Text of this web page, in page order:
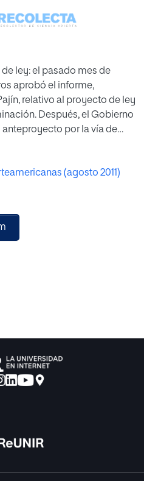
ley: el pasado mes de
aprobó el informe,
relativo al proyecto de ley
Después, el Gobierno
por la vía de
incoherente preparar un
la igualdad y la libertad,
del ordenamiento
que mejorar la vida de
apuesta por regularizar
(agosto 2011)